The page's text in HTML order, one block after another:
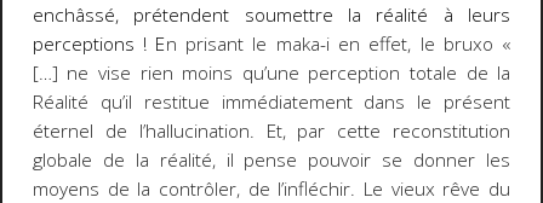
enchâssé, prétendent soumettre la réalité à leurs
perceptions ! En prisant le maka-i en effet, le bruxo «
[…] ne vise rien moins qu’une perception totale de la
Réalité qu’il restitue immédiatement dans le présent
éternel de l’hallucination. Et, par cette reconstitution
globale de la réalité, il pense pouvoir se donner les
moyens de la contrôler, de l’infléchir. Le vieux rêve du